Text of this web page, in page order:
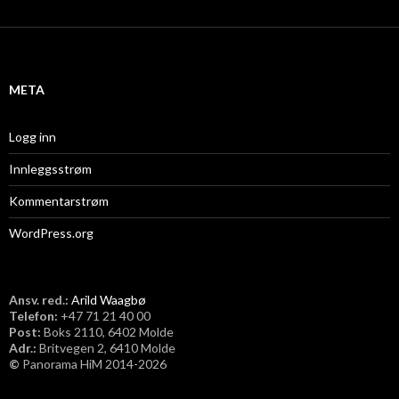
i
META
Logg inn
Innleggsstrøm
Kommentarstrøm
WordPress.org
Ansv. red.: Arild Waagbø
Telefon: ​+47 71 21 40 00
Post: Boks 2110, 6402 Molde
Adr.: Britvegen 2, 6410 Molde
© Panorama HiM 2014-2026